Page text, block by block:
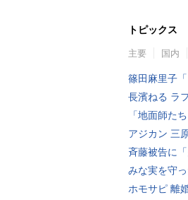
トピックス
主要 国内
篠田麻里子
長濱ねる ラ
「地面師た
アジカン 三
斉藤被告に
みな実を守
ホモサピ 離